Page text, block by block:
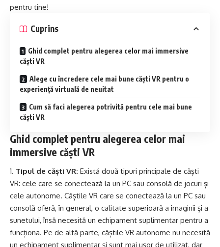
pentru tine!
Cuprins
Ghid complet pentru alegerea celor mai immersive
căști VR
Alege cu încredere cele mai bune căști VR pentru o
experiență virtuală de neuitat
Cum să faci alegerea potrivită pentru cele mai bune
căști VR
Ghid complet pentru alegerea celor mai
immersive căști VR
Tipul de căști VR: Există două tipuri principale de căști
VR: cele care se conectează la un PC sau consolă de jocuri și
cele autonome. Căștile VR care se conectează la un PC sau
consolă oferă, în general, o calitate superioară a imaginii și a
sunetului, însă necesită un echipament suplimentar pentru a
funcționa. Pe de altă parte, căștile VR autonome nu necesită
un echipament suplimentar și sunt mai ușor de utilizat, dar